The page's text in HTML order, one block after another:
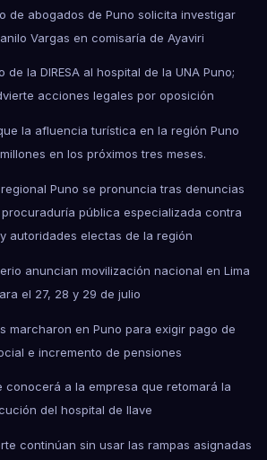
de abogados de Puno solicita investigar
Vargas en comisaría de Ayaviri
la DIRESA al hospital de la UNA Puno;
acciones legales por oposición
la afluencia turística en la región Puno
en los próximos tres meses.
regional Puno se pronuncia tras denuncias
pública especializada contra
autoridades electas de la región
anuncian movilización nacional en Lima
el 27, 28 y 29 de julio
marcharon en Puno para exigir pago de
e incremento de pensiones
conocerá a la empresa que retomará la
del hospital de Ilave
continúan sin usar las rampas asignadas